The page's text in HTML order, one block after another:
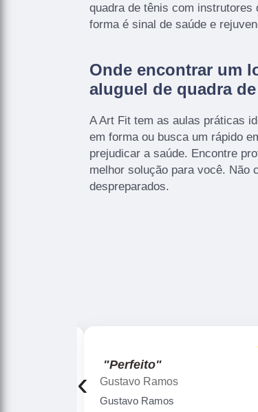
quadra de tênis com
forma é sinal de saúde e
Onde encontrar um
aluguel de quadra
A Art Fit tem as aulas práticas
em forma ou busca um rápido
prejudicar a saúde. Encontre
melhor solução para você. Não
despreparados.
"Perfeito"
Gustavo Ramos
Gustavo Ramos
‹